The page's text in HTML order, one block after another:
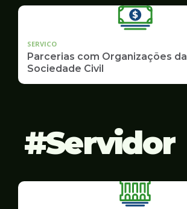
SERVICO
Parcerias com Organizações da
Sociedade Civil
Servidor